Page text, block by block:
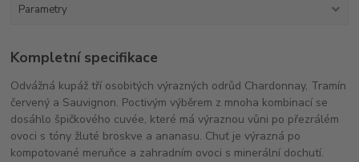
Parametry
Kompletní specifikace
Odvážná kupáž tří osobitých výrazných odrůd Chardonnay, Tramín
červený a Sauvignon. Poctivým výběrem z mnoha kombinací se
dosáhlo špičkového cuvée, které má výraznou vůni po přezrálém
ovoci s tóny žluté broskve a ananasu. Chuť je výrazná po
kompotované meruňce a zahradním ovoci s minerální dochutí.